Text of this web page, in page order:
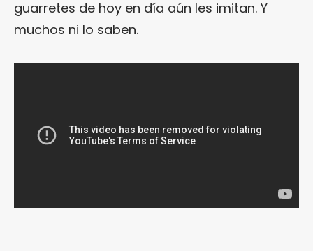
guarretes de hoy en día aún les imitan. Y
muchos ni lo saben.